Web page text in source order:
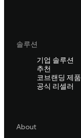
솔루션
기업 솔루션
추천
코브랜딩 제품
공식 리셀러
About